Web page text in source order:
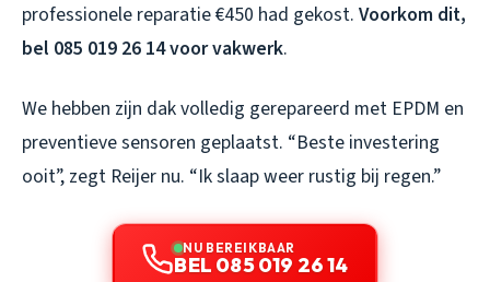
professionele reparatie €450 had gekost. Voorkom dit,
bel 085 019 26 14 voor vakwerk.
We hebben zijn dak volledig gerepareerd met EPDM en
preventieve sensoren geplaatst. “Beste investering
ooit”, zegt Reijer nu. “Ik slaap weer rustig bij regen.”
NU BEREIKBAAR
BEL 085 019 26 14